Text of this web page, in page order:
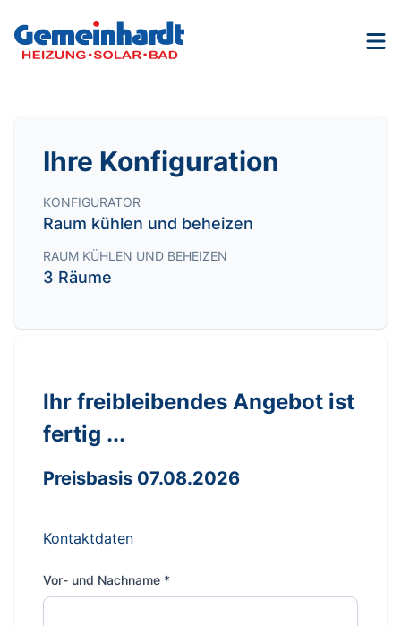
Ihre Konfiguration
KONFIGURATOR
Raum kühlen und beheizen
RAUM KÜHLEN UND BEHEIZEN
3 Räume
Ihr freibleibendes Angebot ist
fertig ...
Preisbasis 07.08.2026
Kontaktdaten
Vor- und Nachname *